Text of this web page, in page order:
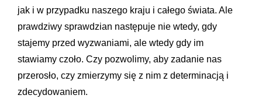
jak i w przypadku naszego kraju i całego świata. Ale
prawdziwy sprawdzian następuje nie wtedy, gdy
stajemy przed wyzwaniami, ale wtedy gdy im
stawiamy czoło. Czy pozwolimy, aby zadanie nas
przerosło, czy zmierzymy się z nim z determinacją i
zdecydowaniem.